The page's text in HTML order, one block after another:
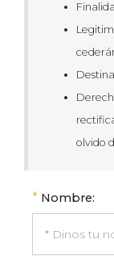
olvido
* Nombre: